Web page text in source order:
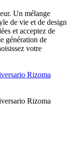
Un mélange
de vie et de design
et acceptez de
génération de
votre
Rizoma
Rizoma